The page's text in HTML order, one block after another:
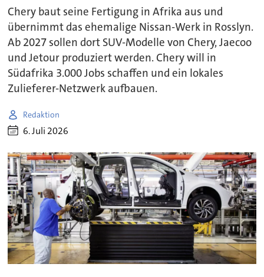
Chery baut seine Fertigung in Afrika aus und
übernimmt das ehemalige Nissan-Werk in Rosslyn.
Ab 2027 sollen dort SUV-Modelle von Chery, Jaecoo
und Jetour produziert werden. Chery will in
Südafrika 3.000 Jobs schaffen und ein lokales
Zulieferer-Netzwerk aufbauen.
Redaktion
6. Juli 2026